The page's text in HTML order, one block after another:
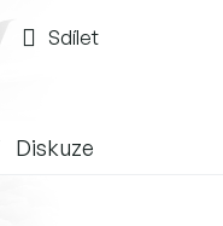
Sdílet
Diskuze